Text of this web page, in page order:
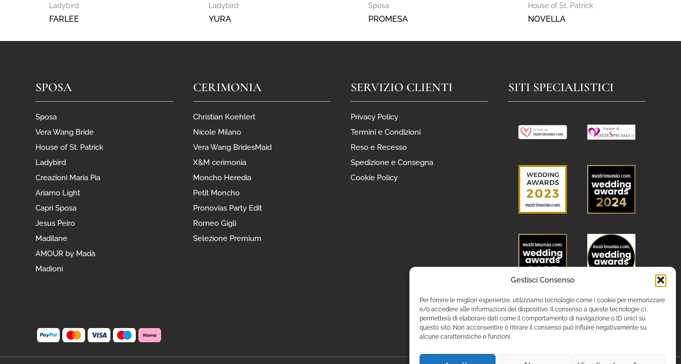
Gestisci Consenso
Per fornire le migliori esperienze, utilizziamo tecnologie come i cookie per memorizzare
e/o accedere alle informazioni del dispositivo. Il consenso a queste tecnologie ci
permetterà di elaborare dati come il comportamento di navigazione o ID unici su
questo sito. Non acconsentire o ritirare il consenso può influire negativamente su
alcune caratteristiche e funzioni.
Ladybird
FARLEE
Ladybird
YURA
Sposa
PROMESA
House of St. Patrick
NOVELLA
SPOSA
Sposa
Vera Wang Bride
House of St. Patrick
Ladybird
Creazioni Maria Pia
Ariamo Light
Capri Sposa
Jesus Peiro
Madilane
AMOUR by Madà
Madioni
CERIMONIA
Christian Koehlert
Nicole Milano
Vera Wang BridesMaid
X&M cerimonia
Moncho Heredia
Petit Moncho
Pronovias Party Edit
Romeo Gigli
Selezione Premium
SERVIZIO CLIENTI
Privacy Policy
Termini e Condizioni
Reso e Recesso
Spedizione e Consegna
Cookie Policy
SITI SPECIALISTICI